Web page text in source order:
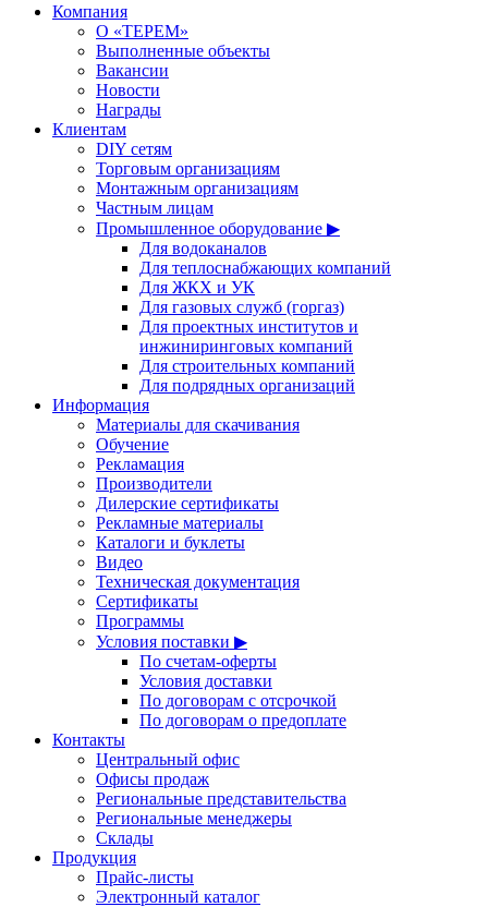
Компания
О «ТЕРЕМ»
Выполненные объекты
Вакансии
Новости
Награды
Клиентам
DIY сетям
Торговым организациям
Монтажным организациям
Частным лицам
Промышленное оборудование ▶
Для водоканалов
Для теплоснабжающих компаний
Для ЖКХ и УК
Для газовых служб (горгаз)
Для проектных институтов и
инжиниринговых компаний
Для строительных компаний
Для подрядных организаций
Информация
Материалы для скачивания
Обучение
Рекламация
Производители
Дилерские сертификаты
Рекламные материалы
Каталоги и буклеты
Видео
Техническая документация
Сертификаты
Программы
Условия поставки ▶
По счетам-оферты
Условия доставки
По договорам с отсрочкой
По договорам о предоплате
Контакты
Центральный офис
Офисы продаж
Региональные представительства
Региональные менеджеры
Склады
Продукция
Прайс-листы
Электронный каталог